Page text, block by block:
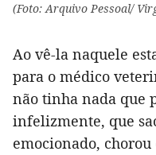
(Foto: Arquivo Pessoal/
Ao vê-la naquele
para o médico
não tinha nada que
infelizmente, que
emocionado,